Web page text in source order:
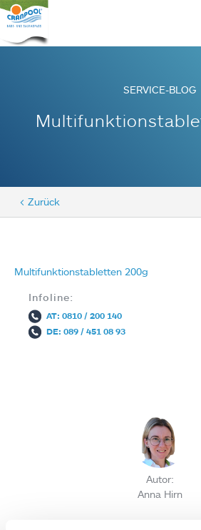
SERVICE-BLOG
< Zurück
Multifunktionstabletten 200g
Infoline:
AT: 0810 / 200 140
DE: 089 / 451 08 93
Autor:
Anna Hirn